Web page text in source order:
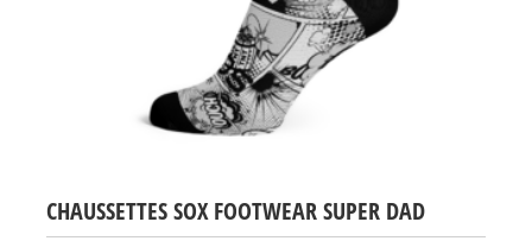
CHAUSSETTES SOX FOOTWEAR SUPER DAD